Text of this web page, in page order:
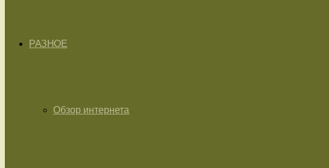
РАЗНОЕ
Обзор интернета